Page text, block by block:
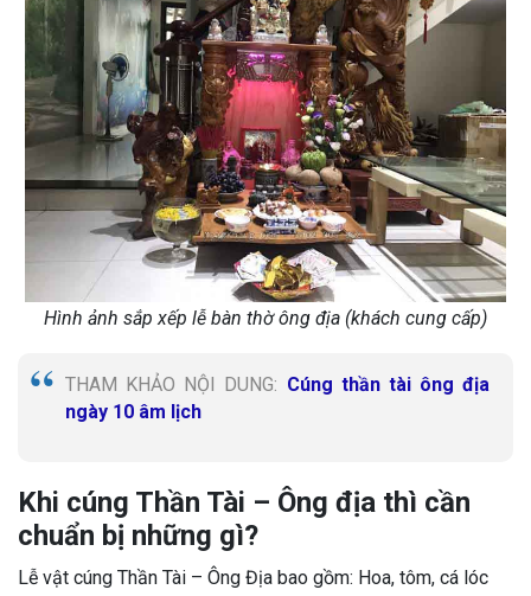
Hình ảnh sắp xếp lễ bàn thờ ông địa (khách cung cấp)
THAM KHẢO NỘI DUNG: Cúng thần tài ông địa
ngày 10 âm lịch
Khi cúng Thần Tài – Ông địa thì cần
chuẩn bị những gì?
Lễ vật cúng Thần Tài – Ông Địa bao gồm: Hoa, tôm, cá lóc